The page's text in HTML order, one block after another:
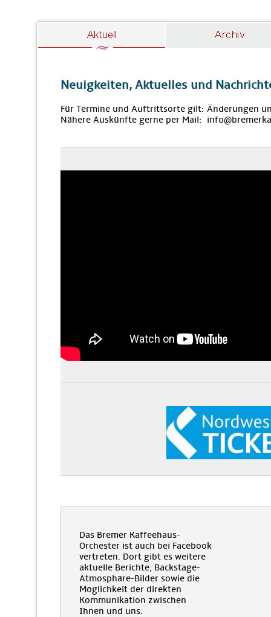
Neuigkeiten, Aktuelles und
Für Termine und Auftrittsorte gilt: Änderungen
Nähere Auskünfte gerne per Mail:
Das Bremer Kaffeehaus-
Orchester ist auch bei Facebook
vertreten. Dort gibt es weitere
aktuelle Berichte, Backstage-
Atmosphäre-Bilder sowie die
Möglichkeit der direkten
Kommunikation zwischen
Ihnen und uns.